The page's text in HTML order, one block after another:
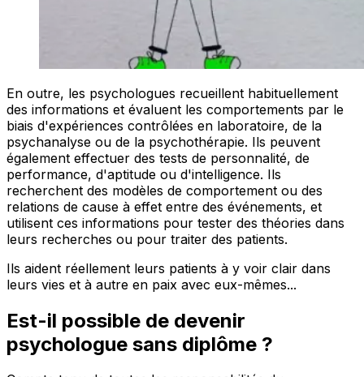
En outre, les psychologues recueillent habituellement
des informations et évaluent les comportements par le
biais d'expériences contrôlées en laboratoire, de la
psychanalyse ou de la psychothérapie. Ils peuvent
également effectuer des tests de personnalité, de
performance, d'aptitude ou d'intelligence. Ils
recherchent des modèles de comportement ou des
relations de cause à effet entre des événements, et
utilisent ces informations pour tester des théories dans
leurs recherches ou pour traiter des patients.
Ils aident réellement leurs patients à y voir clair dans
leurs vies et à autre en paix avec eux-mêmes...
Est-il possible de devenir
psychologue sans diplôme ?